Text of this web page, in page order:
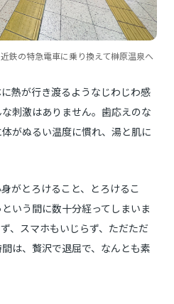
鉄の特急電車に乗り換えて榊原温泉へ
熱が行き渡るようなじわじわ感
刺激はありません。歯応えのな
がぬるい温度に慣れ、湯と肌に
がとろけること、とろけるこ
いう間に数十分経ってしまいま
、スマホもいじらず、ただただ
は、贅沢で退屈で、なんとも素